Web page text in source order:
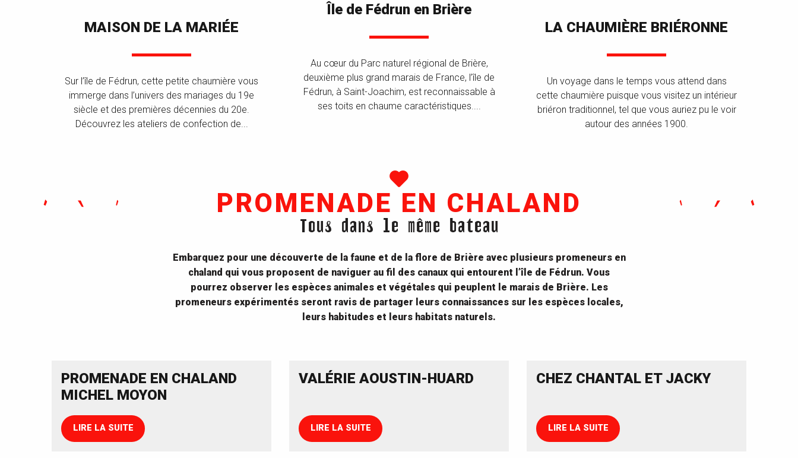
MAISON DE LA MARIÉE
Sur l’île de Fédrun, cette petite chaumière vous
immerge dans l’univers des mariages du 19e
siècle et des premières décennies du 20e.
Découvrez les ateliers de confection de...
Île de Fédrun en Brière
Au cœur du Parc naturel régional de Brière,
deuxième plus grand marais de France, l’île de
Fédrun, à Saint-Joachim, est reconnaissable à
ses toits en chaume caractéristiques....
LA CHAUMIÈRE BRIÉRONNE
Un voyage dans le temps vous attend dans
cette chaumière puisque vous visitez un intérieur
briéron traditionnel, tel que vous auriez pu le voir
autour des années 1900.
PROMENADE EN CHALAND
Tous dans le même bateau
Embarquez pour une découverte de la faune et de la flore de Brière avec plusieurs promeneurs en
chaland qui vous proposent de naviguer au fil des canaux qui entourent l’île de Fédrun. Vous
pourrez observer les espèces animales et végétales qui peuplent le marais de Brière. Les
promeneurs expérimentés seront ravis de partager leurs connaissances sur les espèces locales,
leurs habitudes et leurs habitats naturels.
PROMENADE EN CHALAND
MICHEL MOYON
LIRE LA SUITE
VALÉRIE AOUSTIN-HUARD
LIRE LA SUITE
CHEZ CHANTAL ET JACKY
LIRE LA SUITE